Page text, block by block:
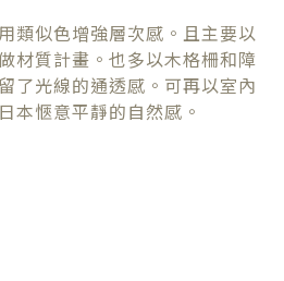
類似色增強層次感。且主要以
材質計畫。也多以木格柵和障
了光線的通透感。可再以室內
本愜意平靜的自然感。